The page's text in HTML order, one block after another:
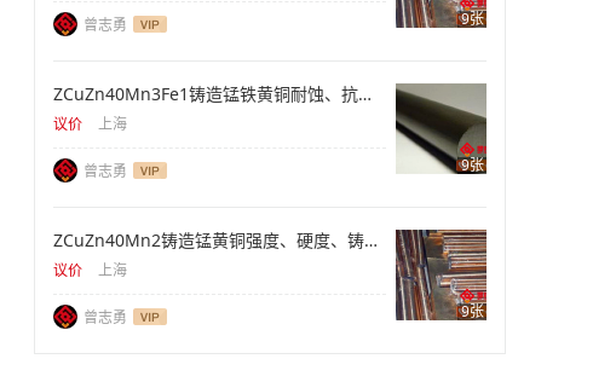
曾志勇 9张
ZCuZn40Mn3Fe1铸造锰铁黄铜耐蚀、抗拉、重型件
议价 上海
曾志勇 9张
ZCuZn40Mn2铸造锰黄铜强度、硬度、铸件供应
议价 上海
曾志勇 9张